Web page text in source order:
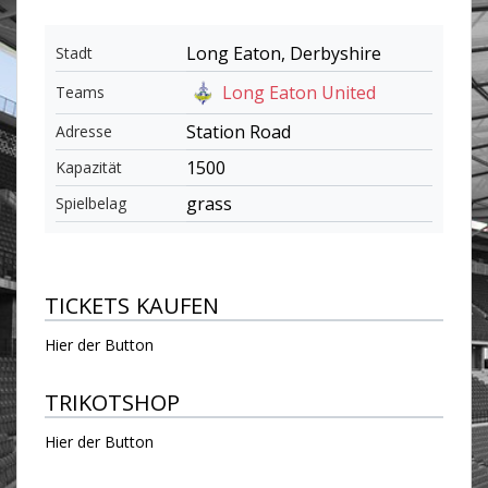
Stadt Long Eaton, Derbyshire
Teams Long Eaton United
Adresse Station Road
Kapazität 1500
Spielbelag grass
TICKETS KAUFEN
Hier der Button
TRIKOTSHOP
Hier der Button